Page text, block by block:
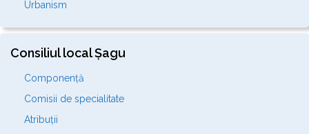
Urbanism
Consiliul local Șagu
Componență
Comisii de specialitate
Atribuții